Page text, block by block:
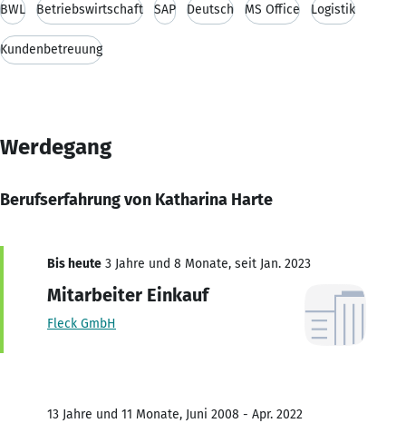
BWL Betriebswirtschaft SAP Deutsch MS Office Logistik
Kundenbetreuung
Werdegang
Berufserfahrung von Katharina Harte
Bis heute 3 Jahre und 8 Monate, seit Jan. 2023
Mitarbeiter Einkauf
Fleck GmbH
13 Jahre und 11 Monate, Juni 2008 - Apr. 2022